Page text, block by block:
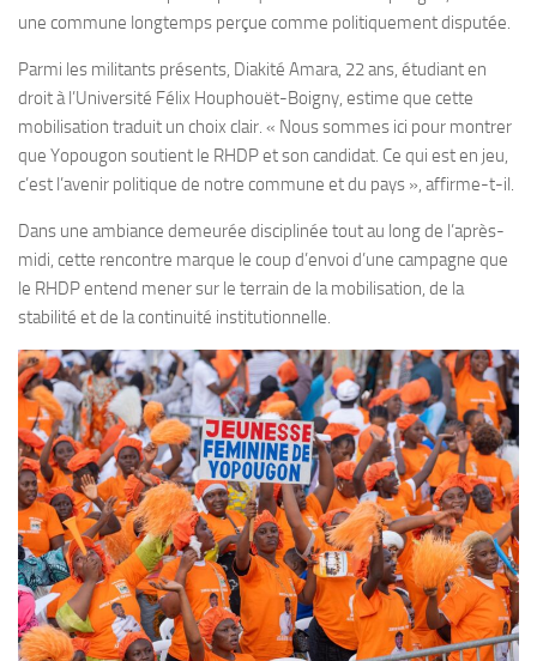
une commune longtemps perçue comme politiquement disputée.
Parmi les militants présents, Diakité Amara, 22 ans, étudiant en
droit à l’Université Félix Houphouët-Boigny, estime que cette
mobilisation traduit un choix clair. « Nous sommes ici pour montrer
que Yopougon soutient le RHDP et son candidat. Ce qui est en jeu,
c’est l’avenir politique de notre commune et du pays », affirme-t-il.
Dans une ambiance demeurée disciplinée tout au long de l’après-
midi, cette rencontre marque le coup d’envoi d’une campagne que
le RHDP entend mener sur le terrain de la mobilisation, de la
stabilité et de la continuité institutionnelle.